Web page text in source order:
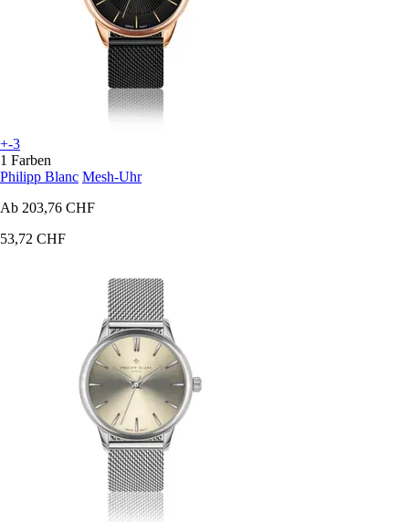
+-3
1 Farben
Philipp Blanc Mesh-Uhr
Ab 203,76 CHF
53,72 CHF